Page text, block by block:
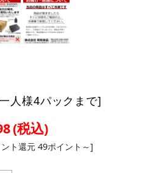
人様4パックまで]
(税込)
ト還元 49ポイント～]